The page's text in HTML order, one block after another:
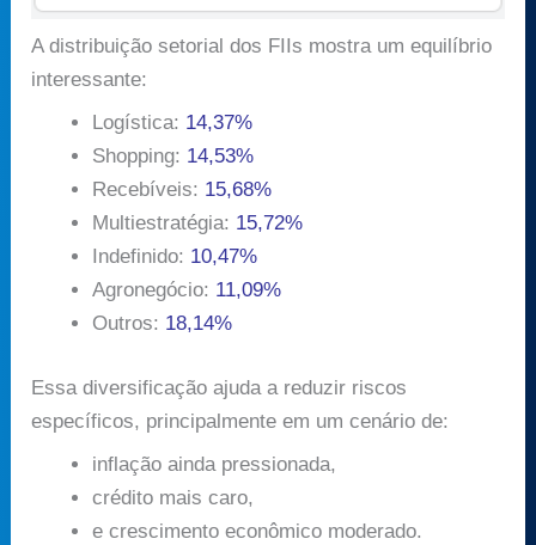
A distribuição setorial dos FIIs mostra um equilíbrio
interessante:
Logística: 14,37%
Shopping: 14,53%
Recebíveis: 15,68%
Multiestratégia: 15,72%
Indefinido: 10,47%
Agronegócio: 11,09%
Outros: 18,14%
Essa diversificação ajuda a reduzir riscos
específicos, principalmente em um cenário de:
inflação ainda pressionada,
crédito mais caro,
e crescimento econômico moderado.